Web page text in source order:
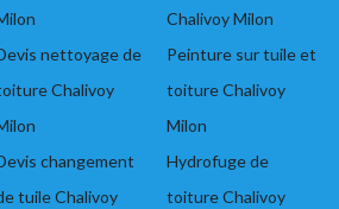
nettoyage de
Chalivoy
changement
tuile Chalivoy
Chalivoy Milon
Peinture sur tuile et
toiture Chalivoy
Milon
Hydrofuge de
toiture Chalivoy